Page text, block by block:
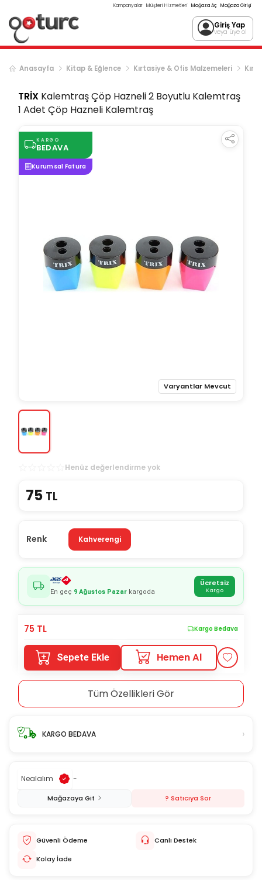
Kampanyalar Müşteri Hizmetleri Mağaza Aç Mağaza Girişi
Giriş Yap
veya üye ol
Anasayfa Kitap & Eğlence Kırtasiye & Ofis Malzemeleri
TRİX Kalemtraş Çöp Hazneli 2 Boyutlu Kalemtraş
1 Adet Çöp Hazneli Kalemtraş
KARGO
BEDAVA
Kurumsal Fatura
Varyantlar Mevcut
Henüz değerlendirme yok
75 TL
Renk Kahverengi
En geç 9 Ağustos Pazar kargoda
Ücretsiz
Kargo
75 TL Kargo Bedava
Sepete Ekle Hemen Al
Tüm Özellikleri Gör
KARGO BEDAVA ›
Nealalım -
Mağazaya Git ? Satıcıya Sor
Güvenli Ödeme
Canlı Destek
Kolay İade